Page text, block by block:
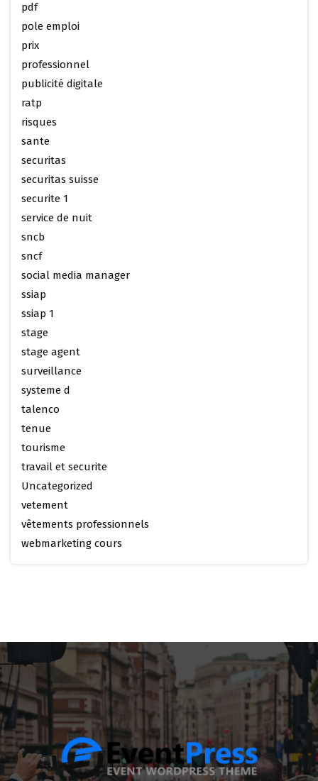
pdf
pole emploi
prix
professionnel
publicité digitale
ratp
risques
sante
securitas
securitas suisse
securite 1
service de nuit
sncb
sncf
social media manager
ssiap
ssiap 1
stage
stage agent
surveillance
systeme d
talenco
tenue
tourisme
travail et securite
Uncategorized
vetement
vêtements professionnels
webmarketing cours